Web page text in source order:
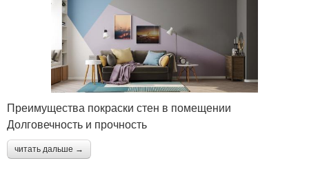
Преимущества покраски стен в помещении
Долговечность и прочность
читать дальше →